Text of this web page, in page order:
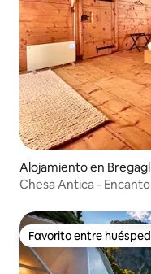
granero en Sufers es
ideal.
Alojamiento en
Chesa Antica -
Favorito entre
Favorito entre